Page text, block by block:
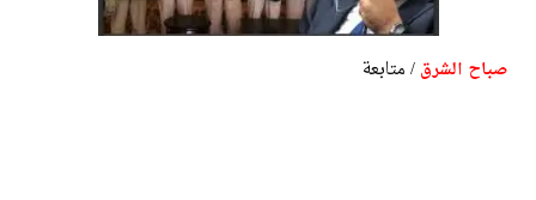
صباح الشرق/ متابعة